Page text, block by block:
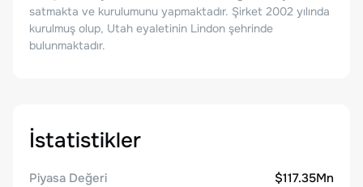
satmakta ve kurulumunu yapmaktadır. Şirket 2002 yılında
kurulmuş olup, Utah eyaletinin Lindon şehrinde
bulunmaktadır.
İstatistikler
Piyasa Değeri
$117.35Mn